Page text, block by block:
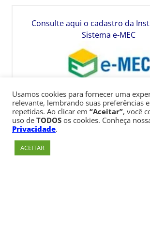
Consulte aqui o cadastro da
Sistema e-MEC
Usamos cookies para fornecer uma
relevante, lembrando suas preferências
repetidas. Ao clicar em “Aceitar”, você
uso de TODOS os cookies. Conheça
Privacidade.
ACEITAR